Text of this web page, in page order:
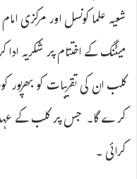
شعیہ علما کونسل اور مرکزی
میٹنگ کے اختتام پر شکریہ
کلب ان کی تقریبات کو
کرے گا۔ جس پر کلب کے
کرائی ۔